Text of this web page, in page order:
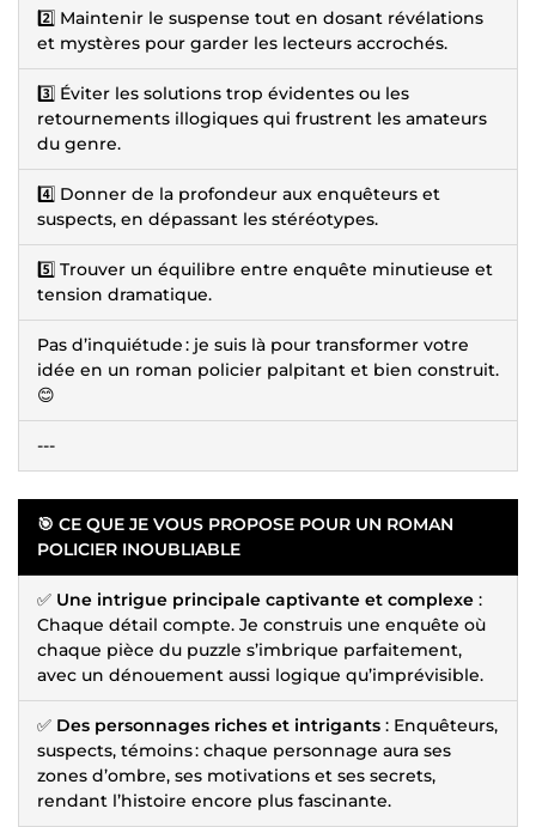
2️⃣ Maintenir le suspense tout en dosant révélations
et mystères pour garder les lecteurs accrochés.
3️⃣ Éviter les solutions trop évidentes ou les
retournements illogiques qui frustrent les amateurs
du genre.
4️⃣ Donner de la profondeur aux enquêteurs et
suspects, en dépassant les stéréotypes.
5️⃣ Trouver un équilibre entre enquête minutieuse et
tension dramatique.
Pas d’inquiétude : je suis là pour transformer votre
idée en un roman policier palpitant et bien construit.
😊
---
🎯 CE QUE JE VOUS PROPOSE POUR UN ROMAN
POLICIER INOUBLIABLE
✅ Une intrigue principale captivante et complexe :
Chaque détail compte. Je construis une enquête où
chaque pièce du puzzle s’imbrique parfaitement,
avec un dénouement aussi logique qu’imprévisible.
✅ Des personnages riches et intrigants : Enquêteurs,
suspects, témoins : chaque personnage aura ses
zones d’ombre, ses motivations et ses secrets,
rendant l’histoire encore plus fascinante.